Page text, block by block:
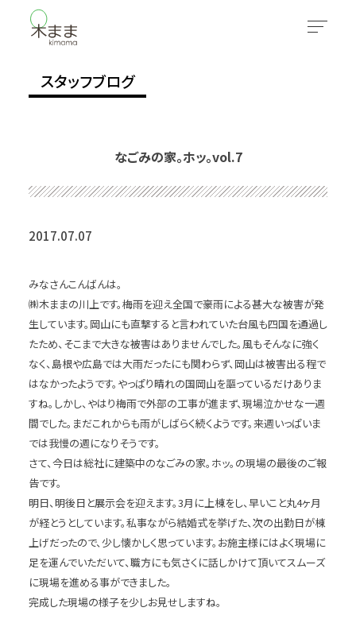
スタッフブログ
なごみの家。ホッ。vol.7
2017.07.07
みなさんこんばんは。
㈱木ままの川上です。梅雨を迎え全国で豪雨による甚大な被害が発
生しています。岡山にも直撃すると言われていた台風も四国を通過し
たため、そこまで大きな被害はありませんでした。風もそんなに強く
なく、島根や広島では大雨だったにも関わらず、岡山は被害出る程で
はなかったようです。やっぱり晴れの国岡山を謳っているだけありま
すね。しかし、やはり梅雨で外部の工事が進まず、現場泣かせな一週
間でした。まだこれからも雨がしばらく続くようです。来週いっぱいま
では我慢の週になりそうです。
さて、今日は総社に建築中のなごみの家。ホッ。の現場の最後のご報
告です。
明日、明後日と展示会を迎えます。3月に上棟をし、早いこと丸4ヶ月
が経とうとしています。私事ながら結婚式を挙げた、次の出勤日が棟
上げだったので、少し懐かしく思っています。お施主様にはよく現場に
足を運んでいただいて、職方にも気さくに話しかけて頂いてスムーズ
に現場を進める事ができました。
完成した現場の様子を少しお見せしますね。